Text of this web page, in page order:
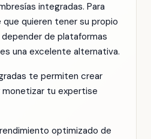
integradas. Para
quieren tener su propio
de plataformas
una excelente alternativa.
te permiten crear
tu expertise
optimizado de